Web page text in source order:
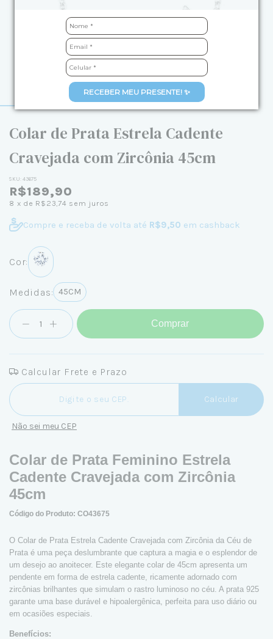
RECEBER MEU PRESENTE! ✨
Colar de Prata Estrela Cadente
Cravejada com Zircônia 45cm
SKU: 43675
R$189,90
8 x de R$23,74 sem juros
Compre e receba de volta até R$9,50 em cashback
Cor:
Medidas: 45CM
Comprar
Calcular Frete e Prazo
Entregas para o CEP:
Calcular
Não sei meu CEP
Colar de Prata Feminino Estrela
Cadente Cravejada com Zircônia
45cm
Código do Produto: CO43675
O Colar de Prata Estrela Cadente Cravejada com Zircônia da Céu de
Prata é uma peça deslumbrante que captura a magia e o esplendor de
um desejo ao anoitecer. Este elegante colar de 45cm apresenta um
pendente em forma de estrela cadente, ricamente adornado com
zircônias brilhantes que simulam o rastro luminoso no céu. A prata 925
garante uma base durável e hipoalergênica, perfeita para uso diário ou
em ocasiões especiais.
Benefícios: